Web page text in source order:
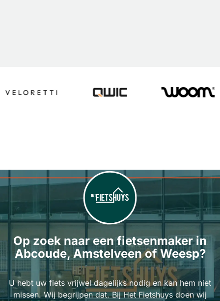
Op zoek naar een fietsenmaker in
Abcoude, Amstelveen of Weesp?
U hebt uw fiets vrijwel dagelijks nodig en kan hem niet
missen. Wij begrijpen dat. Bij Het Fietshuys doen wij